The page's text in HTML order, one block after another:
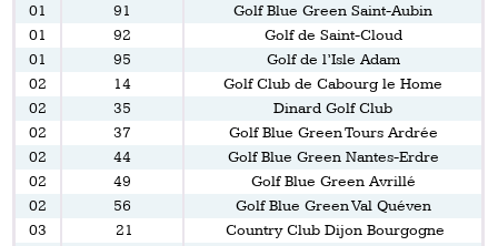
01
91
Golf Blue Green Saint-Aubin
01
92
Golf de Saint-Cloud
01
95
Golf de l’Isle Adam
02
14
Golf Club de Cabourg le Home
02
35
Dinard Golf Club
02
37
Golf Blue Green Tours Ardrée
02
44
Golf Blue Green Nantes-Erdre
02
49
Golf Blue Green Avrillé
02
56
Golf Blue Green Val Quéven
03
21
Country Club Dijon Bourgogne